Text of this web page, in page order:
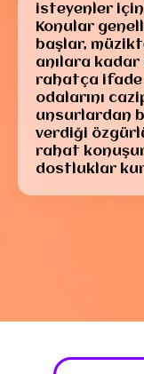
isteyenler
Konular
başlar,
anılara kadar
rahatça ifade
odalarını
unsurlardan
verdiği
rahat
dostluklar